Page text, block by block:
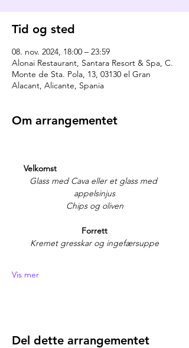
Tid og sted
08. nov. 2024, 18:00 – 23:59
Alonai Restaurant, Santara Resort & Spa, C.
Monte de Sta. Pola, 13, 03130 el Gran
Alacant, Alicante, Spania
Om arrangementet
     Velkomst
Glass med Cava eller et glass med
appelsinjus
Chips og oliven
Forrett
Kremet gresskar og ingefærsuppe
Vis mer
Del dette arrangementet